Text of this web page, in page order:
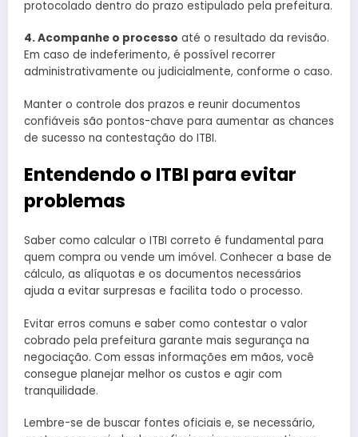
protocolado dentro do prazo estipulado pela prefeitura.
4. Acompanhe o processo até o resultado da revisão.
Em caso de indeferimento, é possível recorrer
administrativamente ou judicialmente, conforme o caso.
Manter o controle dos prazos e reunir documentos
confiáveis são pontos-chave para aumentar as chances
de sucesso na contestação do ITBI.
Entendendo o ITBI para evitar
problemas
Saber como calcular o ITBI correto é fundamental para
quem compra ou vende um imóvel. Conhecer a base de
cálculo, as alíquotas e os documentos necessários
ajuda a evitar surpresas e facilita todo o processo.
Evitar erros comuns e saber como contestar o valor
cobrado pela prefeitura garante mais segurança na
negociação. Com essas informações em mãos, você
consegue planejar melhor os custos e agir com
tranquilidade.
Lembre-se de buscar fontes oficiais e, se necessário,